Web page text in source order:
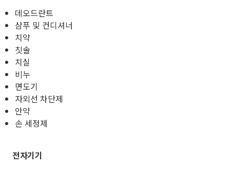
데오드란트
샴푸 및 컨디셔너
치약
칫솔
치실
비누
면도기
자외선 차단제
안약
손 세정제
전자기기